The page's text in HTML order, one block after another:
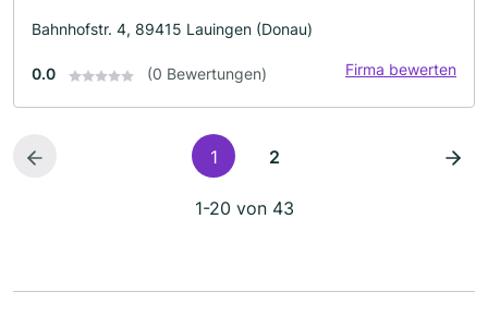
Bahnhofstr. 4, 89415 Lauingen (Donau)
0.0 (0 Bewertungen) Firma bewerten
1 2
1-20 von 43